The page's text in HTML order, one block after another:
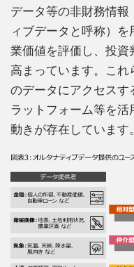
データ等の非財務情
ィブデータと呼称）
業価値を評価し、投
高まっています。こ
のデータにアクセス
ラットフォーム等を
動きが存在しています。